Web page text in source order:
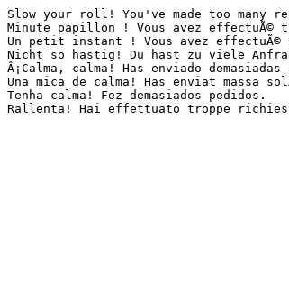
Slow your roll! You've made too many
Minute papillon ! Vous avez effectuÃ©
Un petit instant ! Vous avez effectuÃ©
Nicht so hastig! Du hast zu viele
Â¡Calma, calma! Has enviado
Una mica de calma! Has enviat massa
Tenha calma! Fez demasiados pedidos.
Rallenta! Hai effettuato troppe